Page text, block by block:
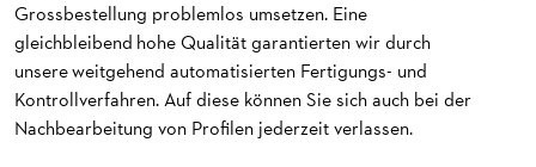
Grossbestellung problemlos umsetzen. Eine
gleichbleibend hohe Qualität garantierten wir durch
unsere weitgehend automatisierten Fertigungs- und
Kontrollverfahren. Auf diese können Sie sich auch bei der
Nachbearbeitung von Profilen jederzeit verlassen.